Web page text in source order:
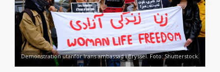
Demonstration utanför Irans ambassad i Bryssel. Foto: Shutterstock.